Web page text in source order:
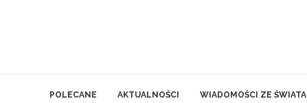
POLECANE AKTUALNOŚCI WIADOMOŚCI ZE ŚWIATA